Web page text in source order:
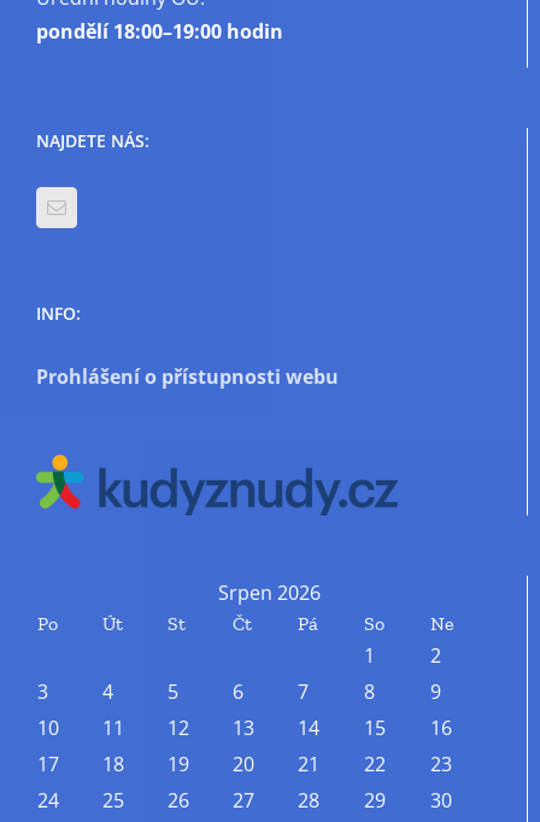
pondělí18:00–19:00 hodin
NAJDETE NÁS:
INFO:
Prohlášení o přístupnosti webu
Srpen 2026
Po Út St Čt Pá So Ne
1
2
3
4 5 6 7 8
9
10
11 12 13 14 15
16
17
18 19 20 21 22
23
24
25 26 27 28 29
30